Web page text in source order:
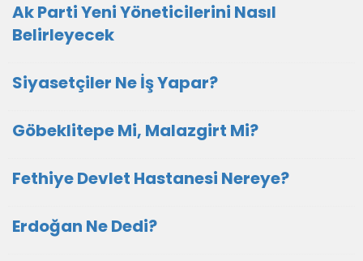
Ak Parti Yeni Yöneticilerini Nasıl
Belirleyecek
Siyasetçiler Ne İş Yapar?
Göbeklitepe Mi, Malazgirt Mi?
Fethiye Devlet Hastanesi Nereye?
Erdoğan Ne Dedi?